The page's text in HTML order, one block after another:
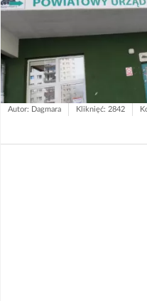
Autor: Dagmara Kliknięć: 2842